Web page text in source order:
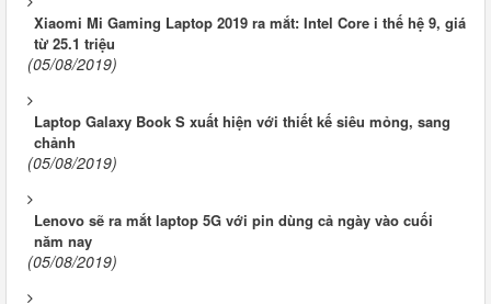
Xiaomi Mi Gaming Laptop 2019 ra mắt: Intel Core i thế hệ 9, giá
từ 25.1 triệu
(05/08/2019)
Laptop Galaxy Book S xuất hiện với thiết kế siêu mỏng, sang
chảnh
(05/08/2019)
Lenovo sẽ ra mắt laptop 5G với pin dùng cả ngày vào cuối
năm nay
(05/08/2019)